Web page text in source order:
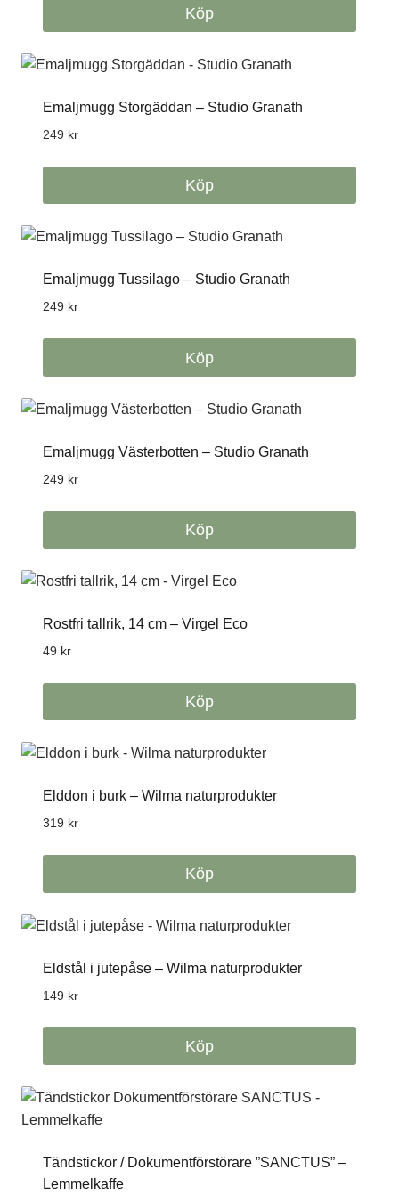
Köp
Emaljmugg Storgäddan – Studio Granath
249 kr
Köp
Emaljmugg Tussilago – Studio Granath
249 kr
Köp
Emaljmugg Västerbotten – Studio Granath
249 kr
Köp
Rostfri tallrik, 14 cm – Virgel Eco
49 kr
Köp
Elddon i burk – Wilma naturprodukter
319 kr
Köp
Eldstål i jutepåse – Wilma naturprodukter
149 kr
Köp
Tändstickor / Dokumentförstörare ”SANCTUS” –
Lemmelkaffe